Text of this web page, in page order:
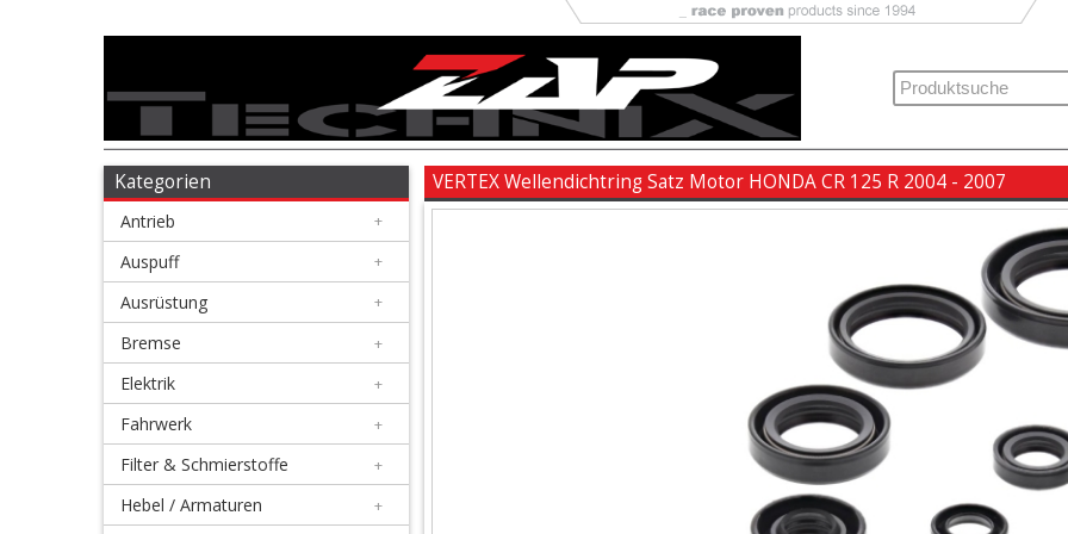
Antrieb
Auspuff
Ausrüstung
Bremse
Elektrik
Fahrwerk
Kategorien
Antrieb +
Auspuff +
Ausrüstung +
Bremse +
Elektrik +
Fahrwerk +
Filter & Schmierstoffe +
Hebel / Armaturen +
VERTEX Wellendichtring Satz Motor HONDA CR 125 R 2004 - 2007